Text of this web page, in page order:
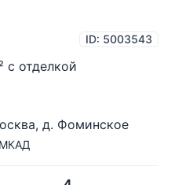
ID: 5003543
с отделкой
, д. Фоминское